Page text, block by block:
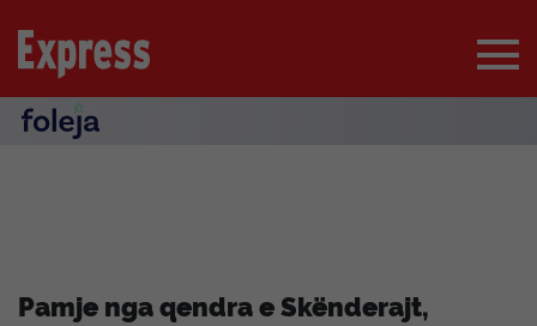
Pamje nga qendra e Skënderajt,